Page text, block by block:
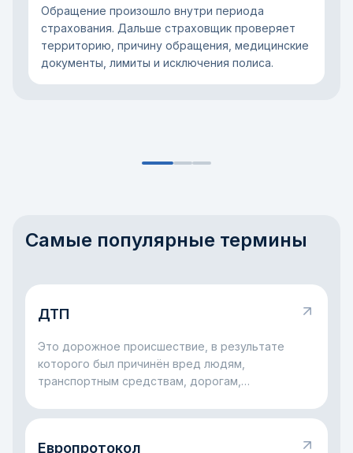
Обращение произошло внутри периода
страхования. Дальше страховщик проверяет
территорию, причину обращения, медицинские
документы, лимиты и исключения полиса.
Самые популярные термины
ДТП
Это дорожное происшествие, в результате
которого был причинён вред людям,
транспортным средствам, дорогам,
Европротокол